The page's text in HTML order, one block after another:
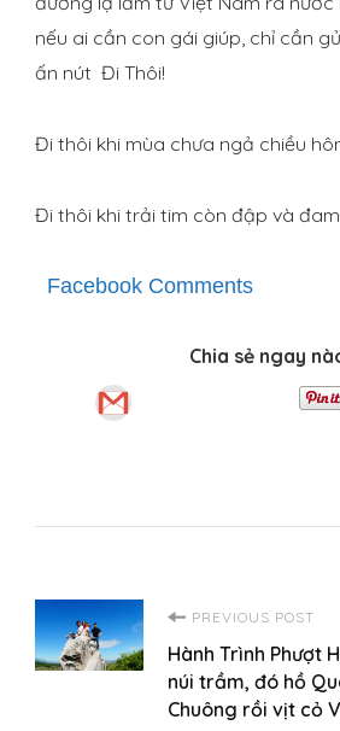
nếu ai cần con gái giúp, chỉ cần
ấn nút Đi Thôi!
Đi thôi khi mùa chưa ngả chiều
Đi thôi khi trải tim còn đập và
Facebook Comments
Chia sẻ ngay
Post
Navigation
PREVIOUS POST
Hành Trình Phượt
núi trầm, đó hồ
Chuông rồi vịt cỏ